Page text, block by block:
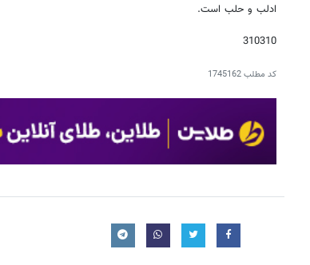
ادلب و حلب است.
310310
کد مطلب1745162